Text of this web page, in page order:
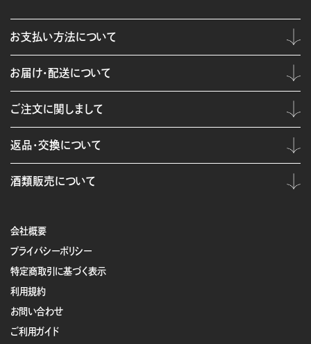
会社概要
プライバシーポリシー
特定商取引に基づく表示
利用規約
お問い合わせ
ご利用ガイド
お支払い方法について
お届け・配送について
ご注文に関しまして
返品・交換について
酒類販売について